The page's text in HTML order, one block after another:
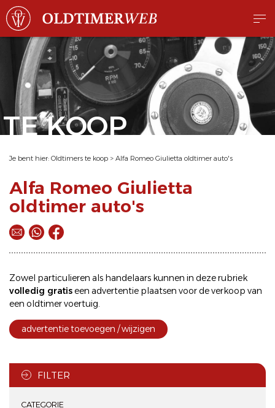
TE KOOP
Je bent hier: Oldtimers te koop > Alfa Romeo Giulietta oldtimer auto's
Alfa Romeo Giulietta
oldtimer auto's
Zowel particulieren als handelaars kunnen in deze rubriek
volledig gratis een advertentie plaatsen voor deverkoop van
een oldtimer voertuig.
advertentie toevoegen / wijzigen
FILTER
CATEGORIE